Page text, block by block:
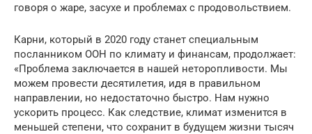
говоря о жаре, засухе и проблемах с продовольствием.
Карни, который в 2020 году станет специальным
посланником ООН по климату и финансам, продолжает:
«Проблема заключается в нашей неторопливости. Мы
можем провести десятилетия, идя в правильном
направлении, но недостаточно быстро. Нам нужно
ускорить процесс. Как следствие, климат изменится в
меньшей степени, что сохранит в будущем жизни тысяч